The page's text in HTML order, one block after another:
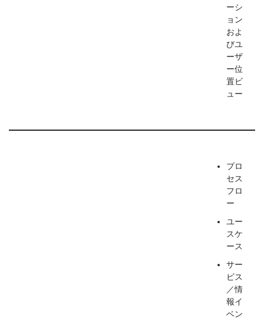
ーシ
ョン
およ
びユ
ーザ
ー位
置ビ
ュー
プロ
セス
フロ
ー
ユー
スケ
ース
サー
ビス
／情
報イ
ベン